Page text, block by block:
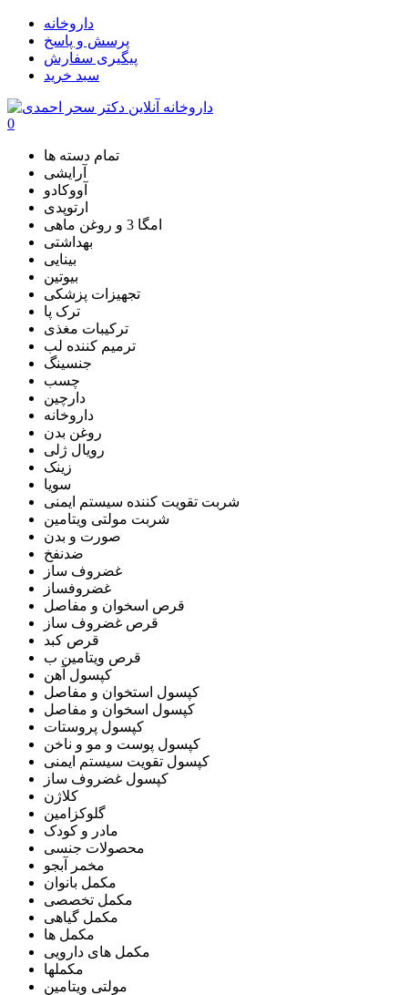
داروخانه
پرسش و پاسخ
پیگیری سفارش
سبد خرید
0
تمام دسته ها
آرایشی
آووکادو
ارتوپدی
امگا 3 و روغن ماهی
بهداشتی
بینایی
بیوتین
تجهیزات پزشکی
ترک پا
ترکیبات مغذی
ترمیم کننده لب
جنسینگ
چسب
دارچین
داروخانه
روغن بدن
رویال ژلی
زینک
سویا
شربت تقویت کننده سیستم ایمنی
شربت مولتی ویتامین
صورت و بدن
ضدنفخ
غضروف ساز
غضروفساز
قرص اسخوان و مفاصل
قرص غضروف ساز
قرص کبد
قرص ویتامین ب
کپسول آهن
کپسول استخوان و مفاصل
کپسول اسخوان و مفاصل
کپسول پروستات
کپسول پوست و مو و ناخن
کپسول تقویت سیستم ایمنی
کپسول غضروف ساز
کلاژن
گلوکزامین
مادر و کودک
محصولات جنسی
مخمر آبجو
مکمل بانوان
مکمل تخصصی
مکمل گیاهی
مکمل ها
مکمل های دارویی
مکملها
مولتی ویتامین